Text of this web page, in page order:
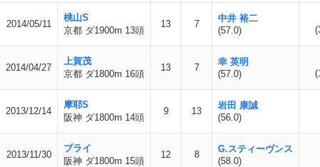
2014/05/11
桃山S
京都 ダ1900m 13頭
13 7
中井 裕二
(57.0)
2014/04/27
上賀茂
京都 ダ1800m 16頭
13 7
幸 英明
(57.0)
2013/12/14
摩耶S
阪神 ダ1800m 14頭
9 13
岩田 康誠
(56.0)
2013/11/30
ブライ
阪神 ダ1800m 15頭
12 8
G.スティーヴンス
(58.0)